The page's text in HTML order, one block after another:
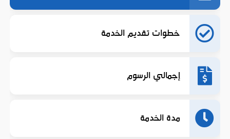
خطوات تقديم الخدمة
إجمالي الرسوم
مدة الخدمة